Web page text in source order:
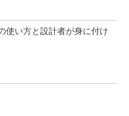
使い方と設計者が身に付け